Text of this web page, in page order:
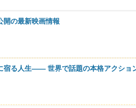
開の最新映画情報
宿る人生―― 世界で話題の本格アクショ